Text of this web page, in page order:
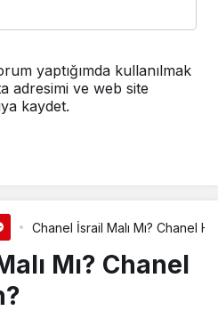
yaptığımda kullanılmak
adresimi ve web site
kaydet.
Chanel İsrail Malı Mı? Chanel
Mı? Chanel